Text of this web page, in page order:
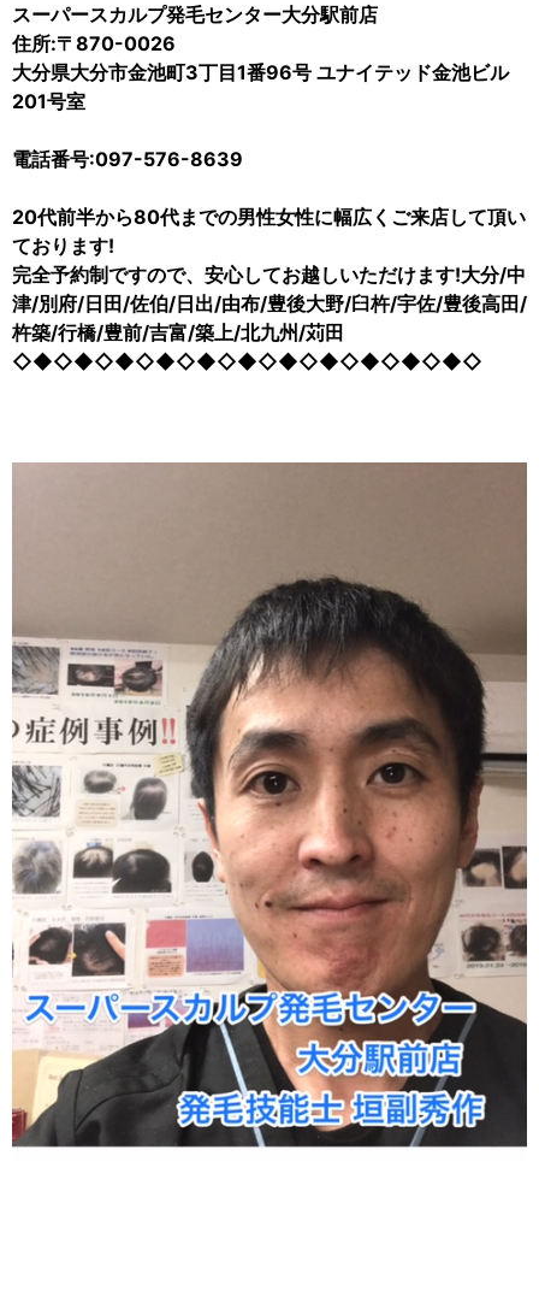
スーパースカルプ発毛センター大分駅前店
住所:〒870-0026
大分県大分市金池町3丁目1番96号 ユナイテッド金池ビル
201号室
電話番号:097-576-8639
20代前半から80代までの男性女性に幅広くご来店して頂い
ております!
完全予約制ですので、安心してお越しいただけます!大分/中
津/別府/日田/佐伯/日出/由布/豊後大野/臼杵/宇佐/豊後高田/
杵築/行橋/豊前/吉富/築上/北九州/苅田
◇◆◇◆◇◆◇◆◇◆◇◆◇◆◇◆◇◆◇◆◇◆◇